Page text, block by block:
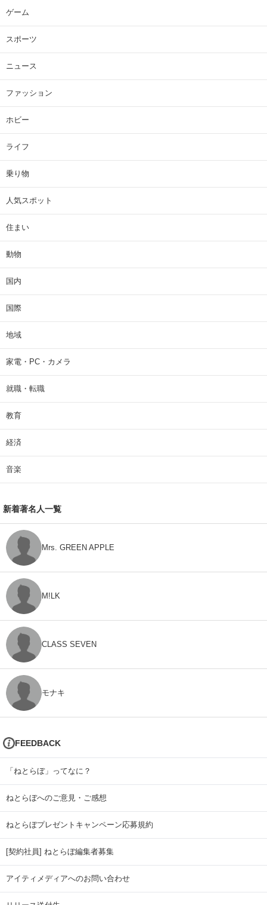
ゲーム
スポーツ
ニュース
ファッション
ホビー
ライフ
乗り物
人気スポット
住まい
動物
国内
国際
地域
家電・PC・カメラ
就職・転職
教育
経済
音楽
新着著名人一覧
Mrs. GREEN APPLE
M!LK
CLASS SEVEN
モナキ
FEEDBACK
「ねとらぼ」ってなに？
ねとらぼへのご意見・ご感想
ねとらぼプレゼントキャンペーン応募規約
[契約社員] ねとらぼ編集者募集
アイティメディアへのお問い合わせ